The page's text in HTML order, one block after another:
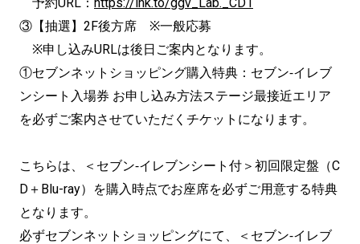
③【抽選】2F後方席 ※一般応募
※申し込みURLは後日ご案内となります。
①セブンネットショッピング購入特典：セブン‐イレブ
ンシート入場券 お申し込み方法ステージ最接近エリア
を必ずご案内させていただくチケットになります。
こちらは、＜セブン‐イレブンシート付＞初回限定盤（C
D＋Blu-ray）を購入時点でお座席を必ずご用意する特典
となります。
必ずセブンネットショッピングにて、＜セブン‐イレブ